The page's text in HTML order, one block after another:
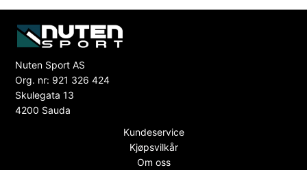
Nuten Sport AS
Org. nr: 921 326 424
Skulegata 13
4200 Sauda
Kundeservice
Kjøpsvilkår
Om oss